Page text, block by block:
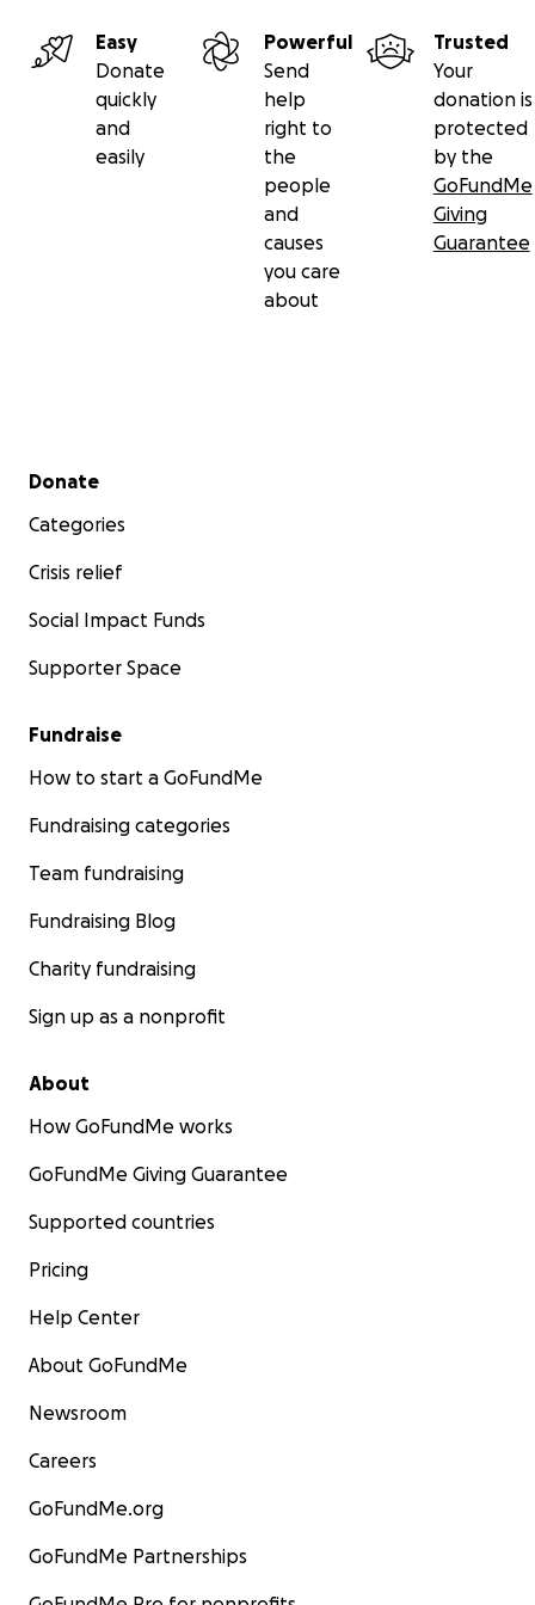
en las localizaciones de rodaje o alquiler de equipo
otros.
Participa del cine independiente. Demuestra tu
parte de este proyecto.
Who are we?
united for our passion and crompromise with cinema.
believe that telling stories is a fundamental tool to
Silverstone Ballad
This is a story from another time. Nevertheless, the
Easy
Donate
quickly
and
easily
Powerful
Send
help
right to
the
people
and
causes
you care
about
Trusted
Your
donation is
protected
by the
GoFundMe
Giving
Guarantee
Secondary menu
Donate
Categories
Crisis relief
Social Impact Funds
Supporter Space
Fundraise
How to start a GoFundMe
Fundraising categories
Team fundraising
Fundraising Blog
Charity fundraising
Sign up as a nonprofit
About
How GoFundMe works
GoFundMe Giving Guarantee
Supported countries
Pricing
Help Center
About GoFundMe
Newsroom
Careers
GoFundMe.org
GoFundMe Partnerships